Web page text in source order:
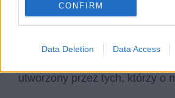
CONFIRM
Data Deletion Data Access
rękawów szkolnych tarcze”
wojna. Ich dorastanie zostało
przyspieszone. Jedyne, co po
utworzony przez tych, którzy o